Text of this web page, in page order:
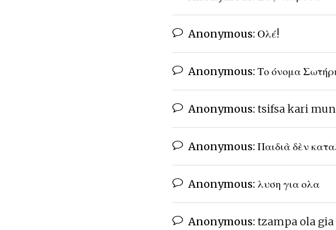
Anonymous: Ολέ!
Anonymous: Το όνομα
Anonymous: tsifsa kari
Anonymous: Παιδιὰ δὲν
Anonymous: λυση για ολα
Anonymous: tzampa ola